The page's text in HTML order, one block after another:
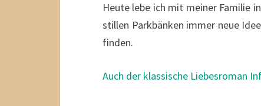
Heute lebe ich mit meiner Familie
stillen Parkbänken immer neue
finden.
Auch der klassische Liebesroman